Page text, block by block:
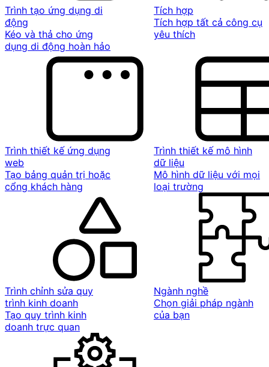
Trình tạo ứng dụng di
động
Kéo và thả cho ứng
dụng di động hoàn hảo
Tích hợp
Tích hợp tất cả công cụ
yêu thích
Trình thiết kế ứng dụng
web
Tạo bảng quản trị hoặc
cổng khách hàng
Trình thiết kế mô hình
dữ liệu
Mô hình dữ liệu với mọi
loại trường
Trình chỉnh sửa quy
trình kinh doanh
Tạo quy trình kinh
doanh trực quan
Ngành nghề
Chọn giải pháp ngành
của bạn